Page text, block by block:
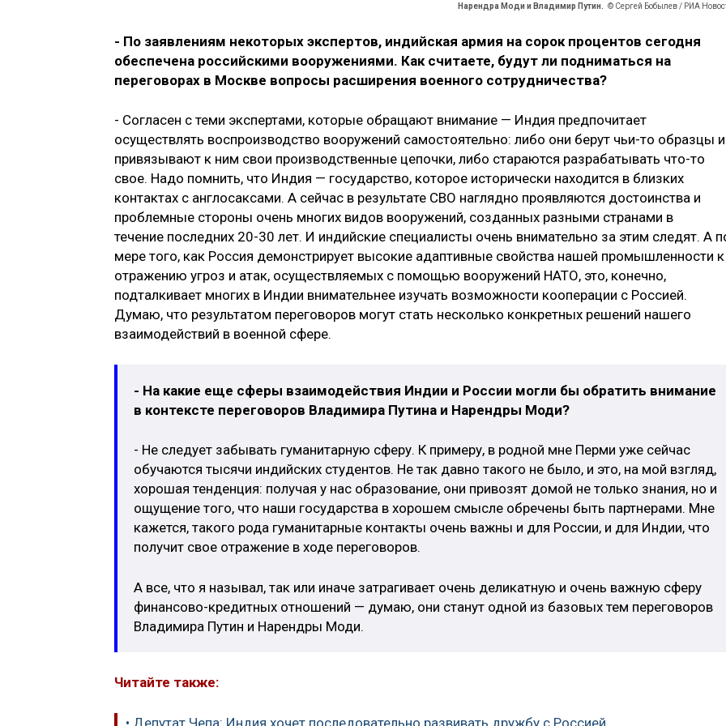
Нарендра Моди и Владимир Путин. © Сергей Бобылев / РИА
- По заявлениям некоторых экспертов, индийская армия на сорок процентов сегодня
обеспечена российскими вооружениями. Как считаете, будут ли подниматься на
переговорах в Москве вопросы расширения военного сотрудничества?
- Согласен с теми экспертами, которые обращают внимание — Индия предпочитает
осуществлять воспроизводство вооружений самостоятельно: либо они берут чьи-то образцы и
привязывают к ним свои производственные цепочки, либо стараются разрабатывать что-то
свое. Надо помнить, что Индия — государство, которое исторически находится в близких
контактах с англосаксами. А сейчас в результате СВО наглядно проявляются достоинства и
проблемные стороны очень многих видов вооружений, созданных разными странами в
течение последних 20-30 лет. И индийские специалисты очень внимательно за этим следят. А
мере того, как Россия демонстрирует высокие адаптивные свойства нашей промышленности к
отражению угроз и атак, осуществляемых с помощью вооружений НАТО, это, конечно,
подталкивает многих в Индии внимательнее изучать возможности кооперации с Россией.
Думаю, что результатом переговоров могут стать несколько конкретных решений нашего
взаимодействий в военной сфере.
- На какие еще сферы взаимодействия Индии и России могли бы обратить внимание
в контексте переговоров Владимира Путина и Нарендры Моди?
- Не следует забывать гуманитарную сферу. К примеру, в родной мне Перми уже сейчас
обучаются тысячи индийских студентов. Не так давно такого не было, и это, на мой взгляд,
хорошая тенденция: получая у нас образование, они привозят домой не только знания, но и
ощущение того, что наши государства в хорошем смысле обречены быть партнерами. Мне
кажется, такого рода гуманитарные контакты очень важны и для России, и для Индии, что
получит свое отражение в ходе переговоров.
А все, что я называл, так или иначе затрагивает очень деликатную и очень важную сферу
финансово-кредитных отношений — думаю, они станут одной из базовых тем переговоров
Владимира Путин и Нарендры Моди.
Читайте также:
• Депутат Чепа: Индия хочет последовательно развивать дружбу с Россией